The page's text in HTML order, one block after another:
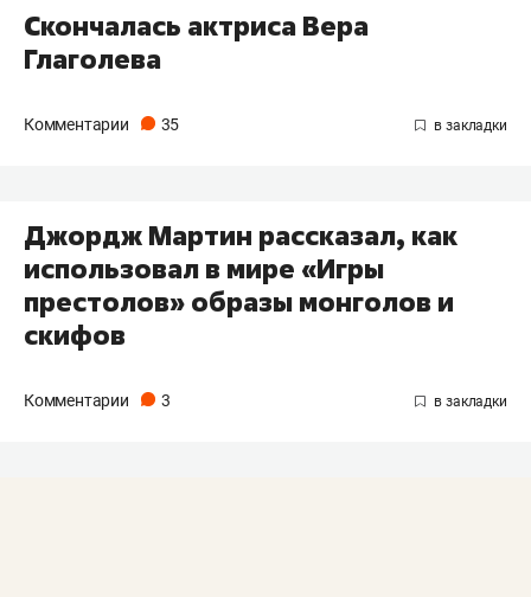
Скончалась актриса Вера
Глаголева
Комментарии 35
Джордж Мартин рассказал, как
использовал в мире «Игры
престолов» образы монголов и
скифов
Комментарии 3